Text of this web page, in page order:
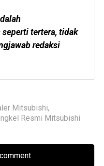
tertera, tidak
Mitsubishi,
Resmi Mitsubishi